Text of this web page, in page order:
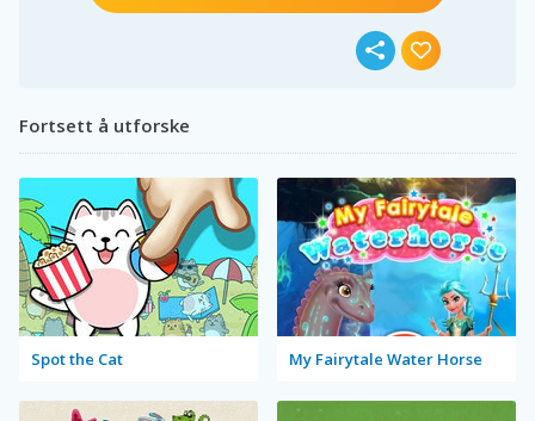
Fortsett å utforske
Spot the Cat My Fairytale Water Horse